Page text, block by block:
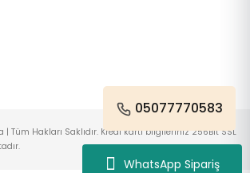
WhatsApp Sipariş
05077770583
Tüm Hakları Saklıdır. Kredi kartı bilgileriniz 256Bit SSL